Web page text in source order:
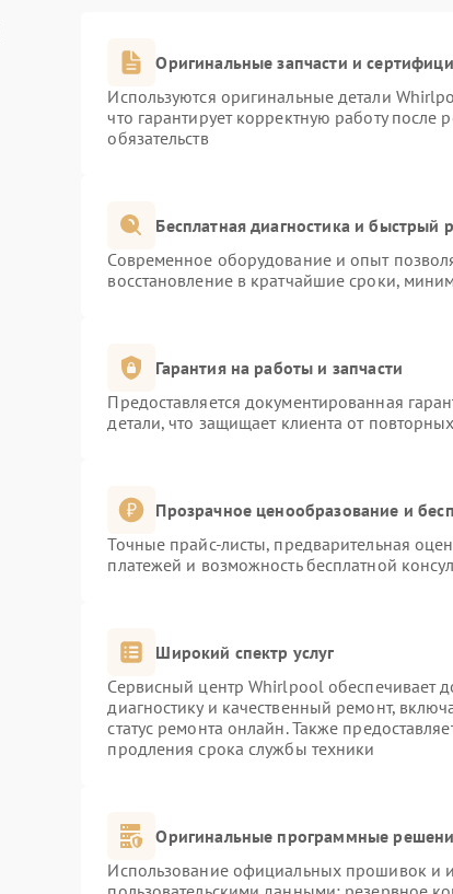
Оригинальные запчасти и
Используются оригинальные детали
что гарантирует корректную работу
обязательств
Бесплатная диагностика и быстрый
Современное оборудование и опыт
восстановление в кратчайшие сроки,
Гарантия на работы и запчасти
Предоставляется документированная
детали, что защищает клиента от
Прозрачное ценообразование и
Точные прайс-листы, предварительная
платежей и возможность бесплатной
Широкий спектр услуг
Сервисный центр Whirlpool обеспечивает
диагностику и качественный ремонт,
статус ремонта онлайн. Также
продления срока службы техники
Оригинальные программные
Использование официальных прошивок и